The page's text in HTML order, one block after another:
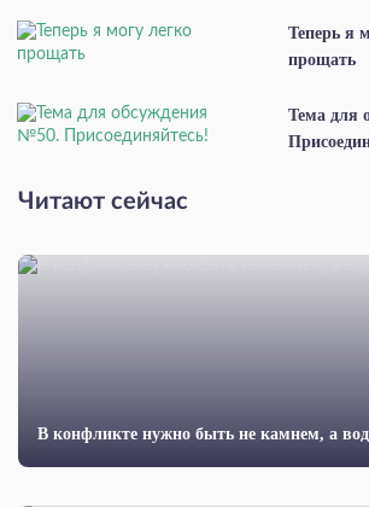
Теперь я
прощать
Тема для
Читают сейчас
В конф­ликте нужно быть не камнем, а